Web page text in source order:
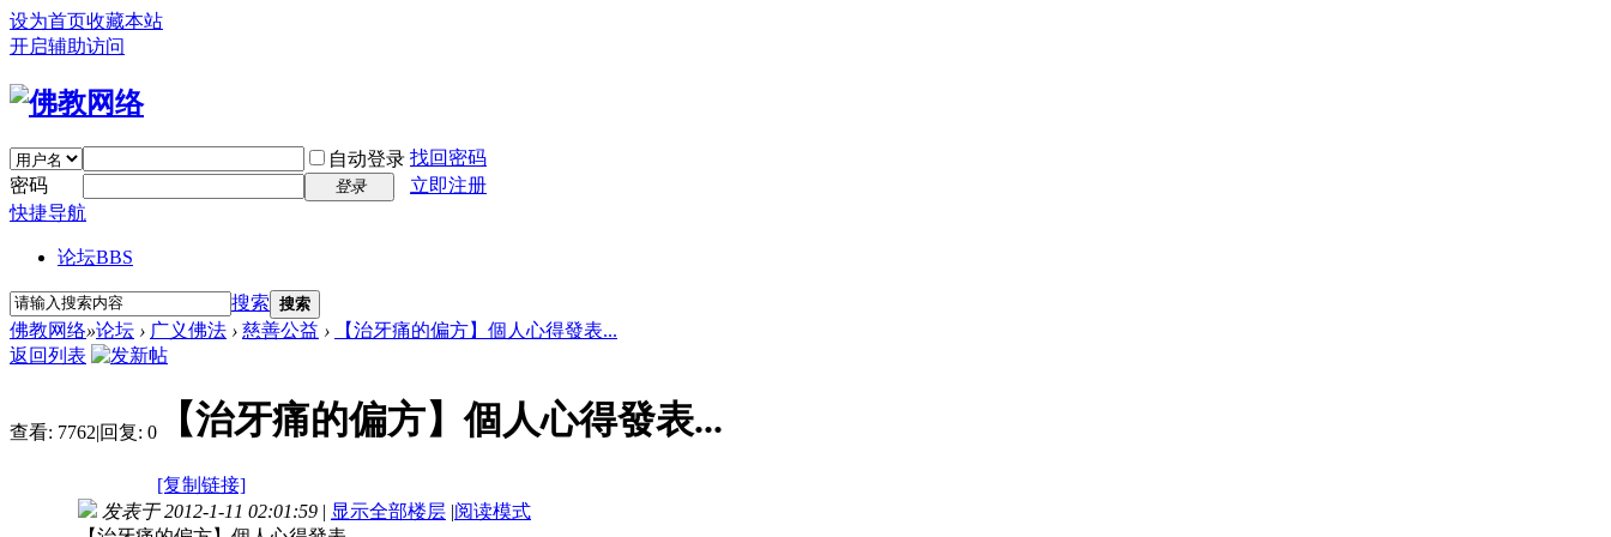
设为首页收藏本站
开启辅助访问
自动登录 找回密码
密码
登录
立即注册
快捷导航
论坛BBS
搜索 搜索
佛教网络»论坛 › 广义佛法 › 慈善公益 ›
【治牙痛的偏方】個人心得發表...
返回列表
查看: 7762|回复: 0 【治牙痛的偏方】個人心得發表...
[复制链接]
发表于 2012-1-11 02:01:59 | 显示全部楼层 |阅读模式